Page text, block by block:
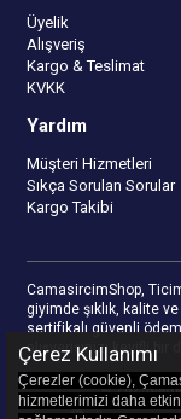
Üyelik
Alışveriş
Kargo & Teslimat
KVKK
Yardım
Müşteri Hizmetleri
Sıkça Sorulan Sorular
Kargo Takibi
CamasircimShop,
giyimde şıklık, kalite
sertifikalı güvenli
alışverişinizi keyifli bir
© 2023
Çerez Kullanımı
Çerezler (cookie),
hizmetlerimizi daha